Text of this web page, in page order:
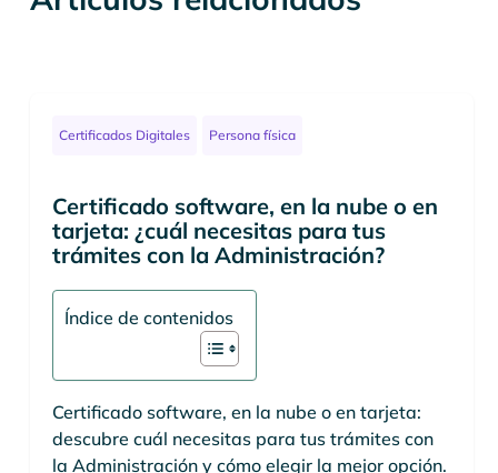
Certificados Digitales Persona física
Certificado software, en la nube o en
tarjeta: ¿cuál necesitas para tus
trámites con la Administración?
Índice de contenidos
Certificado software, en la nube o en tarjeta:
descubre cuál necesitas para tus trámites con
la Administración y cómo elegir la mejor opción.